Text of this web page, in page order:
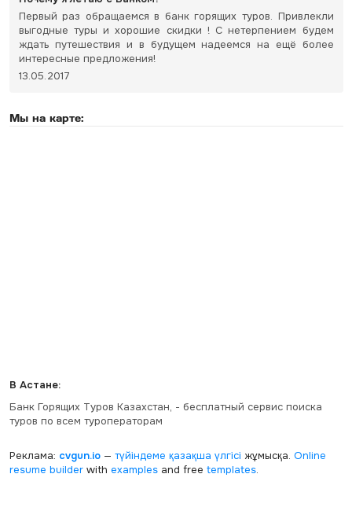
Первый раз обращаемся в банк горящих туров. Привлекли
выгодные туры и хорошие скидки ! С нетерпением будем
ждать путешествия и в будущем надеемся на ещё более
интересные предложения!
13.05.2017
Мы на карте:
В Астане:
Банк Горящих Туров Казахстан, - бесплатный сервис поиска
туров по всем туроператорам
Реклама: cvgun.io— түйіндеме қазақша үлгісі жұмысқа. Online
resume builderwith examplesand free templates.